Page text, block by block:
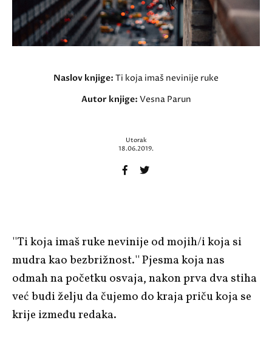
Naslov knjige: Ti koja imaš nevinije ruke
Autor knjige: Vesna Parun
Utorak
18.06.2019.
''Ti koja imaš ruke nevinije od mojih/i koja si
mudra kao bezbrižnost.'' Pjesma koja nas
odmah na početku osvaja, nakon prva dva stiha
već budi želju da čujemo do kraja priču koja se
krije između redaka.